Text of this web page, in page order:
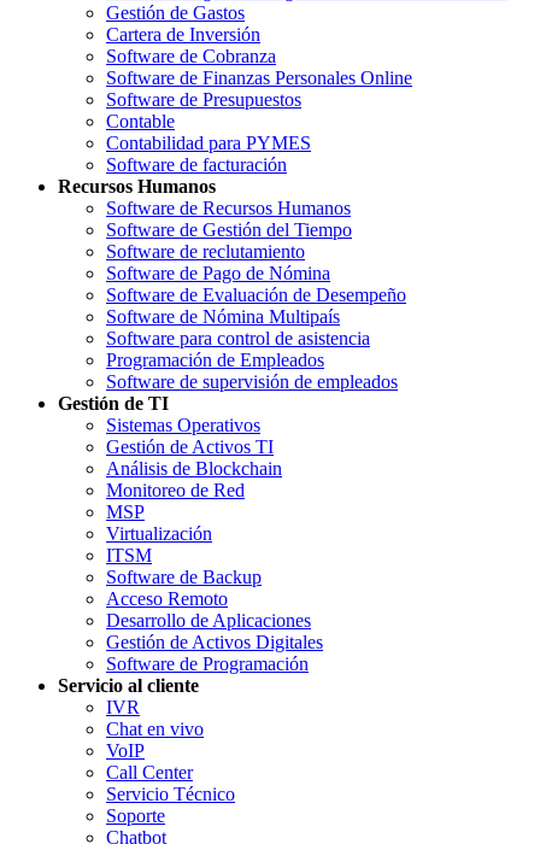
Gestión de Gastos
Cartera de Inversión
Software de Cobranza
Software de Finanzas Personales Online
Software de Presupuestos
Contable
Contabilidad para PYMES
Software de facturación
Recursos Humanos
Software de Recursos Humanos
Software de Gestión del Tiempo
Software de reclutamiento
Software de Pago de Nómina
Software de Evaluación de Desempeño
Software de Nómina Multipaís
Software para control de asistencia
Programación de Empleados
Software de supervisión de empleados
Gestión de TI
Sistemas Operativos
Gestión de Activos TI
Análisis de Blockchain
Monitoreo de Red
MSP
Virtualización
ITSM
Software de Backup
Acceso Remoto
Desarrollo de Aplicaciones
Gestión de Activos Digitales
Software de Programación
Servicio al cliente
IVR
Chat en vivo
VoIP
Call Center
Servicio Técnico
Soporte
Chatbot